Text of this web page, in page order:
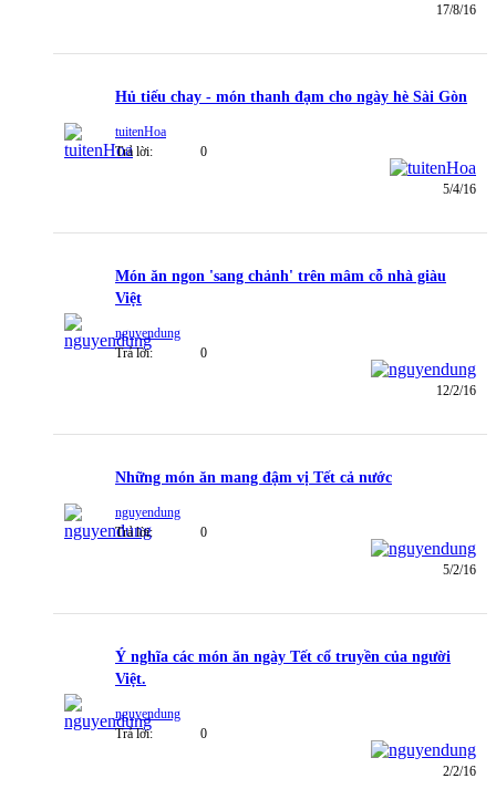
17/8/16
Hủ tiếu chay - món thanh đạm cho ngày hè Sài Gòn
tuitenHoa
Trả lời:
0
5/4/16
Món ăn ngon 'sang chảnh' trên mâm cỗ nhà giàu
Việt
nguyendung
Trả lời:
0
12/2/16
Những món ăn mang đậm vị Tết cả nước
nguyendung
Trả lời:
0
5/2/16
Ý nghĩa các món ăn ngày Tết cổ truyền của người
Việt.
nguyendung
Trả lời:
0
2/2/16